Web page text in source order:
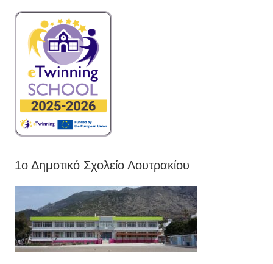
1ο Δημοτικό Σχολείο Λουτρακίου